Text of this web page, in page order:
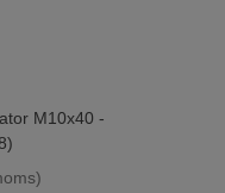
M10x40 -